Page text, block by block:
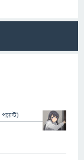
পয়েন্ট)